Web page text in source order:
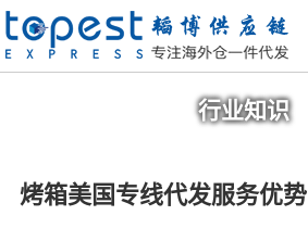
行业知识
烤箱美国专线代发服务优势